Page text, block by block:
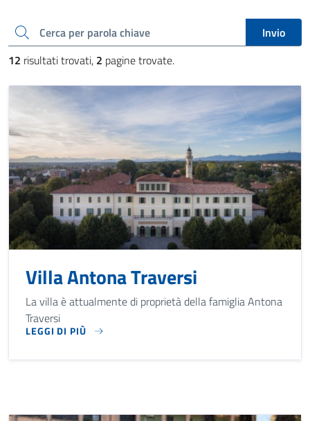
Cerca una parola chiave
Invio
12 risultati trovati, 2 pagine trovate.
Villa Antona Traversi
La villa è attualmente di proprietà della famiglia Antona
Traversi
LEGGI DI PIÙ
LA VILLA È ATTUALMENTE DI PROPRIETÀ DELLA FAMIGLIA